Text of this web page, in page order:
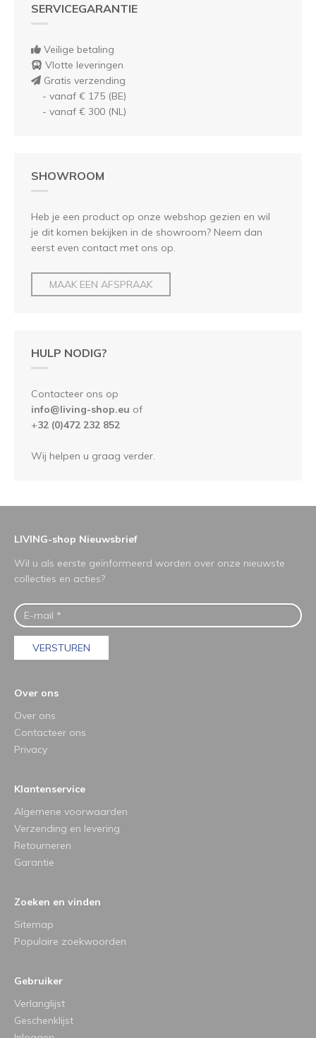
SERVICEGARANTIE
Veilige betaling
Vlotte leveringen
Gratis verzending
- vanaf € 175 (BE)
- vanaf € 300 (NL)
SHOWROOM
Heb je een product op onze webshop gezien en wil
je dit komen bekijken in de showroom? Neem dan
eerst even contact met ons op.
MAAK EEN AFSPRAAK
HULP NODIG?
Contacteer ons op
info@living-shop.eu of
+32 (0)472 232 852
Wij helpen u graag verder.
LIVING-shop Nieuwsbrief
Wil u als eerste geïnformeerd worden over onze nieuwste
collecties en acties?
VERSTUREN
Over ons
Over ons
Contacteer ons
Privacy
Klantenservice
Algemene voorwaarden
Verzending en levering
Retourneren
Garantie
Zoeken en vinden
Sitemap
Populaire zoekwoorden
Gebruiker
Verlanglijst
Geschenklijst